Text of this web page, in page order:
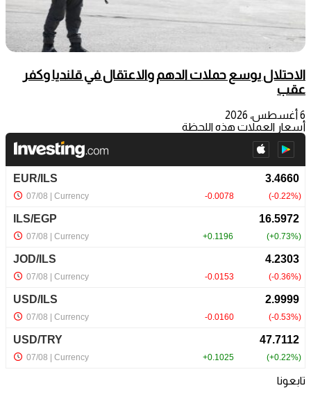
الاحتلال يوسع حملات الدهم والاعتقال في قلنديا وكفر
عقب
6 أغسطس، 2026
أسعار العملات هذه اللحظة
تابعونا